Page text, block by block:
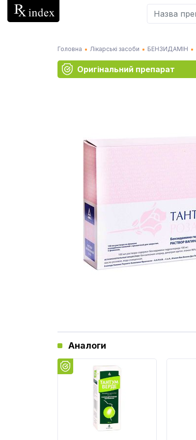
Головна Лікарські засоби БЕНЗИДАМІН
Оригінальний препарат
Аналоги